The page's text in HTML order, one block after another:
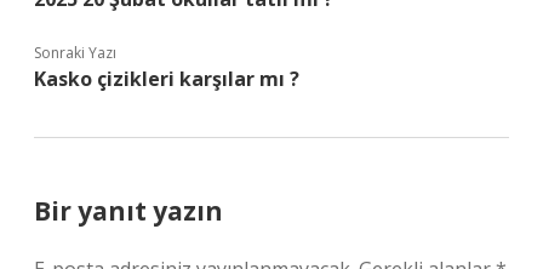
Sonraki Yazı
Kasko çizikleri karşılar mı ?
Bir yanıt yazın